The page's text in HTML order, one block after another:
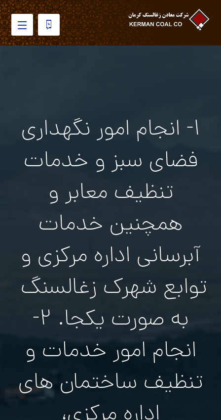
۱- انجام امور نگهداري
فضاي سبز و خدمات
تنظيف معابر و
همچنين خدمات
آبرسانی اداره مركزي و
توابع شهرک زغالسنگ
به صورت يكجا. ۲-
انجام امور خدمات و
تنظيف ساختمان های